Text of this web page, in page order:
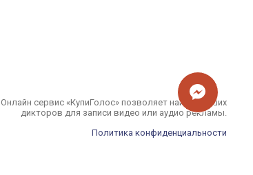
Онлайн сервис «КупиГолос» позволяет найти лучших
дикторов для записи видео или аудио рекламы.
Политика конфиденциальности